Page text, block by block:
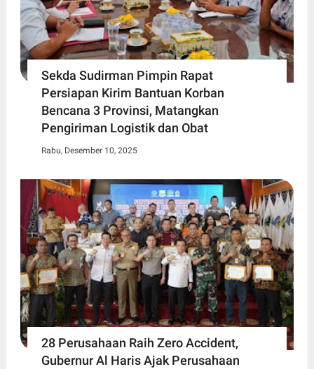
Sekda Sudirman Pimpin Rapat
Persiapan Kirim Bantuan Korban
Bencana 3 Provinsi, Matangkan
Pengiriman Logistik dan Obat
Rabu, Desember 10, 2025
28 Perusahaan Raih Zero Accident,
Gubernur Al Haris Ajak Perusahaan